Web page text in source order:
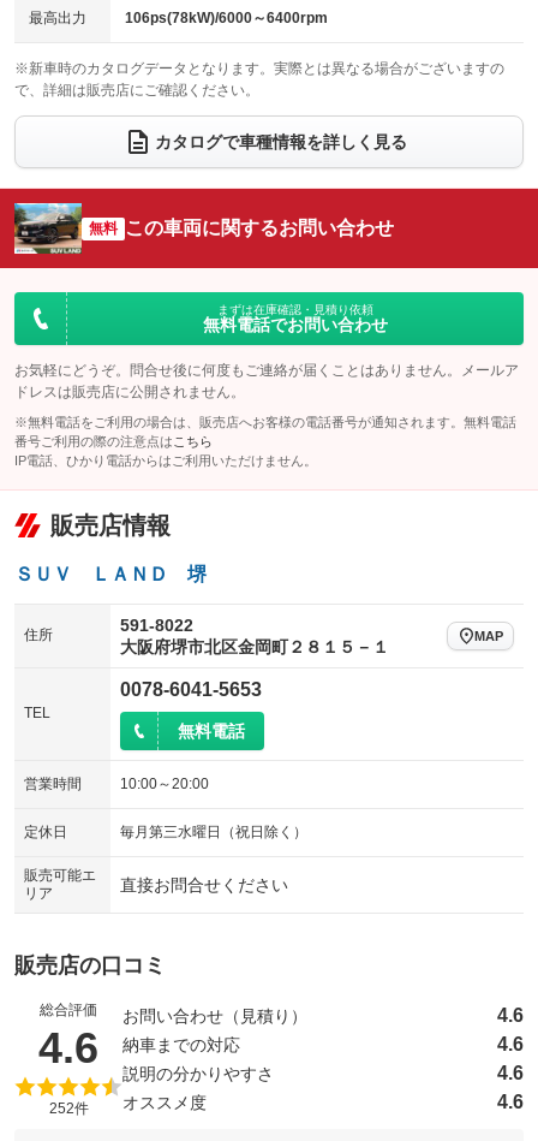
チップアップシート
：装備なし ：装備なし
：装備なし ：装備あり
ウォークスルー
：装備なし
電動リアゲート フロントカメラ
：装備あり
：装備なし ：装備あり
サイドカメラ
：装備あり ルーフレール
：装備なし
：装備なし
：装備なし
最高出力 106ps(78kW)/6000～6400rpm
※新車時のカタログデータとなります。実際とは異なる場合がございますの
で、詳細は販売店にご確認ください。
カタログで車種情報を詳しく見る
無料 この車両に関するお問い合わせ
まずは在庫確認・見積り依頼
無料電話でお問い合わせ
お気軽にどうぞ。問合せ後に何度もご連絡が届くことはありません。メールア
ドレスは販売店に公開されません。
※無料電話をご利用の場合は、販売店へお客様の電話番号が通知されます。無料電話
番号ご利用の際の注意点は こちら
IP電話、ひかり電話からはご利用いただけません。
販売店情報
ＳＵＶ ＬＡＮＤ 堺
住所
591-8022
大阪府堺市北区金岡町２８１５－１
MAP
TEL
0078-6041-5653
無料電話
営業時間 10:00～20:00
定休日 毎月第三水曜日（祝日除く）
販売可能エ
リア
直接お問合せください
販売店の口コミ
総合評価
4.6 （5点満点中）
252件
お問い合わせ（見積り） 4.6
納車までの対応 4.6
説明の分かりやすさ 4.6
オススメ度 4.6